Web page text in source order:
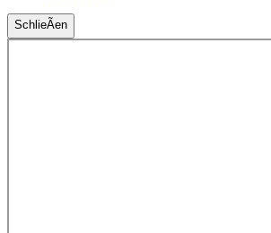
SchlieÃen